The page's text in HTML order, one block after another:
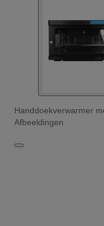
Handdoekverwarmer
Afbeeldingen